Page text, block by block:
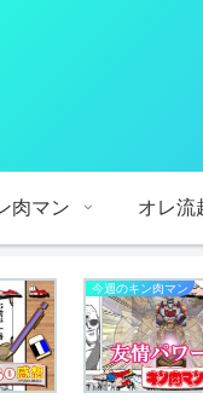
肉マン オレ流
今週のキン肉マン